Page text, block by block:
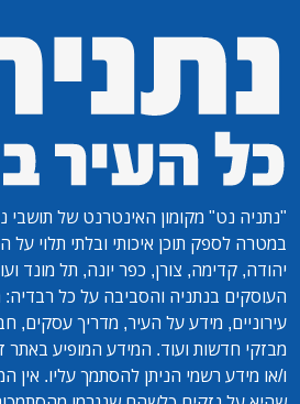
"נתניה נט" מקומון האינטרנט של תושבי
במטרה לספק תוכן איכותי ובלתי תלוי
יהודה, קדימה, צורן, כפר יונה, תל מונד
העוסקים בנתניה והסביבה על כל רבדיה:
עירוניים, מידע על העיר, מדריך עסקים,
מבזקי חדשות ועוד. המידע המופיע באתר
ו/או מידע רשמי הניתן להסתמך עליו.